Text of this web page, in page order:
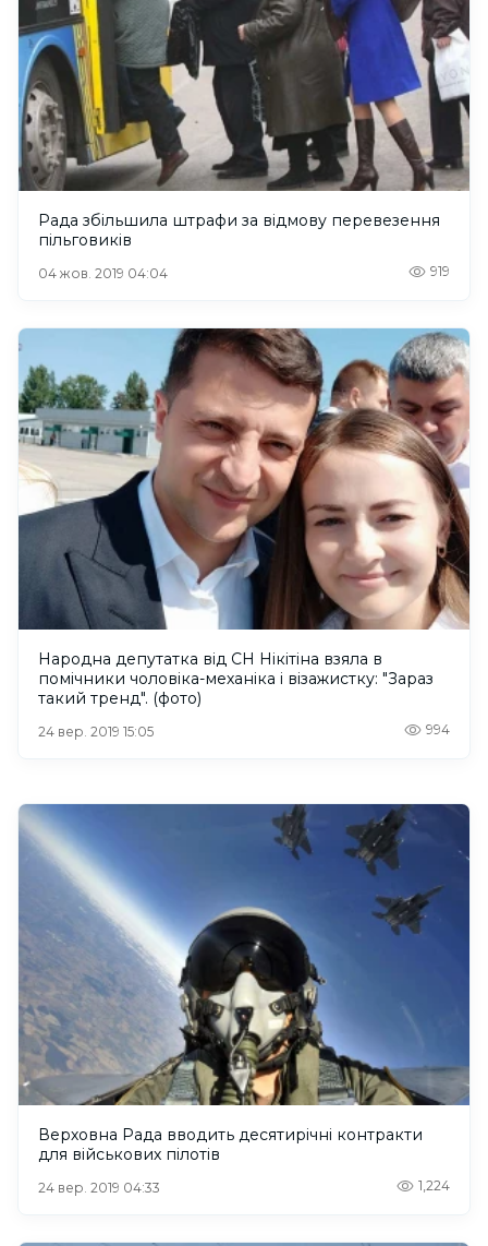
Рада збільшила штрафи за відмову перевезення
пільговиків
04 жов. 2019 04:04 919
Народна депутатка від СН Нікітіна взяла в
помічники чоловіка-механіка і візажистку: "Зараз
такий тренд". (фото)
24 вер. 2019 15:05 994
Верховна Рада вводить десятирічні контракти
для військових пілотів
24 вер. 2019 04:33 1,224